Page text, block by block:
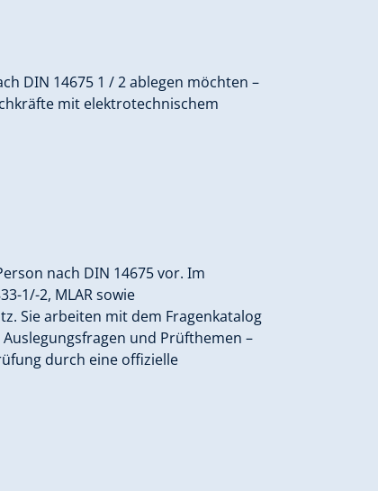
DIN 14675 1 / 2 ablegen möchten –
mit elektrotechnischem
nach DIN 14675 vor. Im
1/-2, MLAR sowie
Sie arbeiten mit dem Fragenkatalog
und Prüfthemen –
durch eine offizielle